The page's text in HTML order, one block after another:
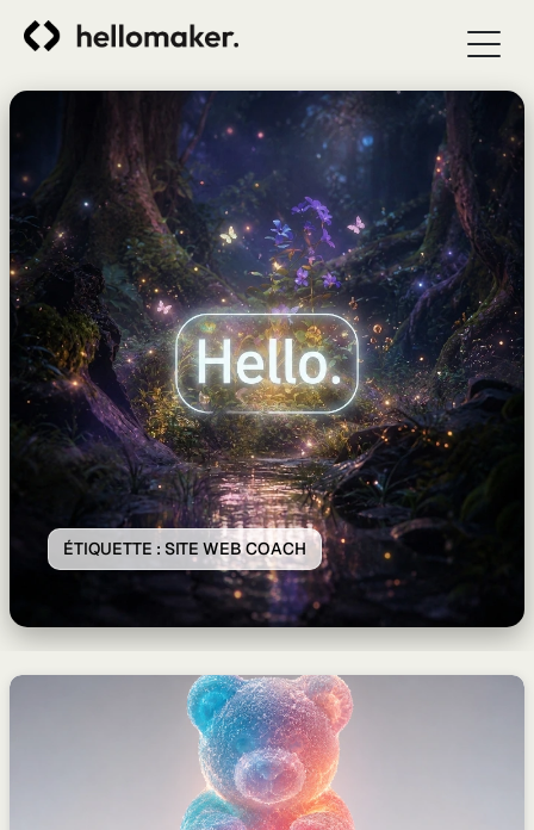
ÉTIQUETTE : SITE WEB COACH